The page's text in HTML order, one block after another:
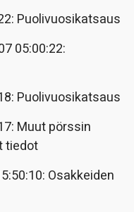
Puolivuosikatsaus
05:00:22:
Puolivuosikatsaus
Muut pörssin
tiedot
Osakkeiden